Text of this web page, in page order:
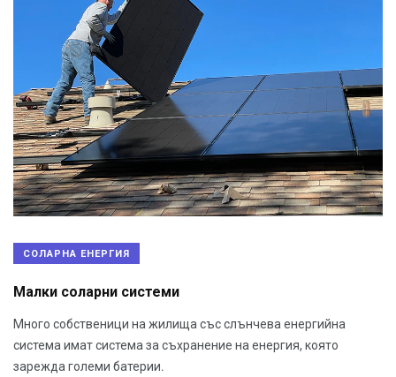
СОЛАРНА ЕНЕРГИЯ
Малки соларни системи
Много собственици на жилища със слънчева енергийна
система имат система за съхранение на енергия, която
зарежда големи батерии.